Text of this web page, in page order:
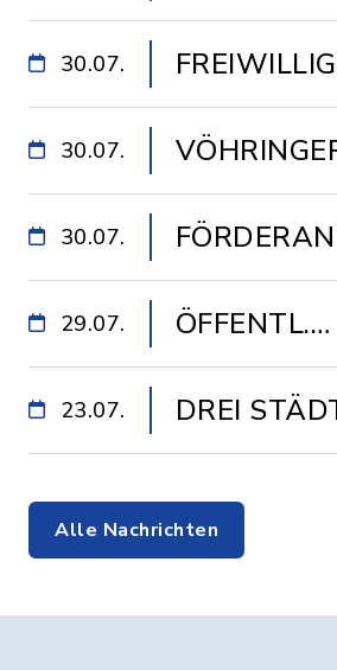
SENIOREN
30.07.
30.07.
30.07.
FÜR DEN
29.07.
ÖFFENTL.
WEST“)
23.07.
DREI
JEDE
LAUNE
Alle Nachrichten